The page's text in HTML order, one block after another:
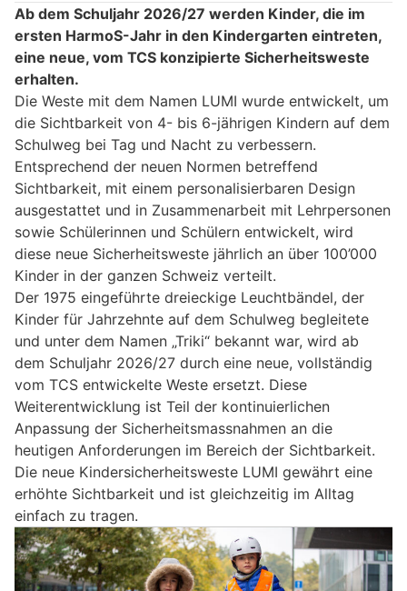
Ab dem Schuljahr 2026/27 werden Kinder, die im
ersten HarmoS-Jahr in den Kindergarten eintreten,
eine neue, vom TCS konzipierte Sicherheitsweste
erhalten.
Die Weste mit dem Namen LUMI wurde entwickelt, um
die Sichtbarkeit von 4- bis 6-jährigen Kindern auf dem
Schulweg bei Tag und Nacht zu verbessern.
Entsprechend der neuen Normen betreffend
Sichtbarkeit, mit einem personalisierbaren Design
ausgestattet und in Zusammenarbeit mit Lehrpersonen
sowie Schülerinnen und Schülern entwickelt, wird
diese neue Sicherheitsweste jährlich an über 100’000
Kinder in der ganzen Schweiz verteilt.
Der 1975 eingeführte dreieckige Leuchtbändel, der
Kinder für Jahrzehnte auf dem Schulweg begleitete
und unter dem Namen „Triki“ bekannt war, wird ab
dem Schuljahr 2026/27 durch eine neue, vollständig
vom TCS entwickelte Weste ersetzt. Diese
Weiterentwicklung ist Teil der kontinuierlichen
Anpassung der Sicherheitsmassnahmen an die
heutigen Anforderungen im Bereich der Sichtbarkeit.
Die neue Kindersicherheitsweste LUMI gewährt eine
erhöhte Sichtbarkeit und ist gleichzeitig im Alltag
einfach zu tragen.